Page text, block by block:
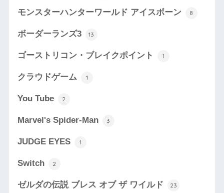
モンスターハンターワールド アイスボーン 8
ボーダーランズ3 13
ゴーストリコン・ブレイクポイント 1
クラウドゲーム 1
You Tube 2
Marvel's Spider-Man 3
JUDGE EYES 1
Switch 2
ゼルダの伝説 ブレス オブ ザ ワイルド 23